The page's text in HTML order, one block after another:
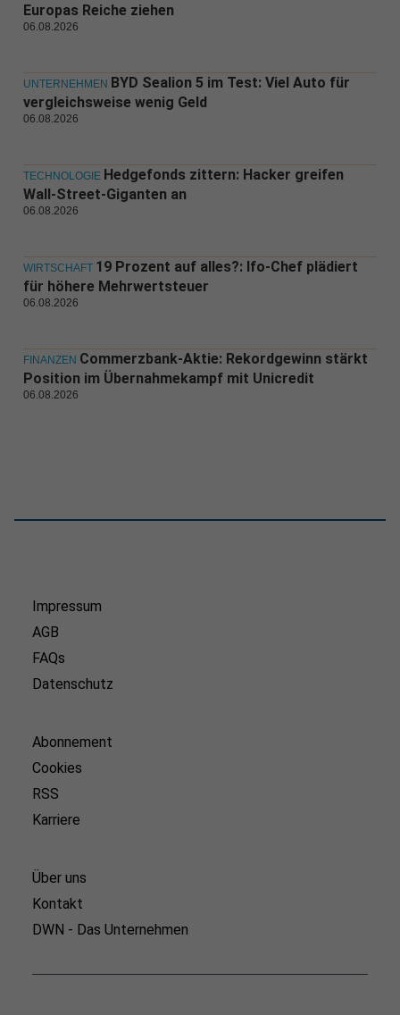
Europas Reiche ziehen
06.08.2026
UNTERNEHMEN BYD Sealion 5 im Test: Viel Auto für
vergleichsweise wenig Geld
06.08.2026
TECHNOLOGIE Hedgefonds zittern: Hacker greifen
Wall-Street-Giganten an
06.08.2026
WIRTSCHAFT 19 Prozent auf alles?: Ifo-Chef plädiert
für höhere Mehrwertsteuer
06.08.2026
FINANZEN Commerzbank-Aktie: Rekordgewinn stärkt
Position im Übernahmekampf mit Unicredit
06.08.2026
Impressum
AGB
FAQs
Datenschutz
Abonnement
Cookies
RSS
Karriere
Über uns
Kontakt
DWN - Das Unternehmen